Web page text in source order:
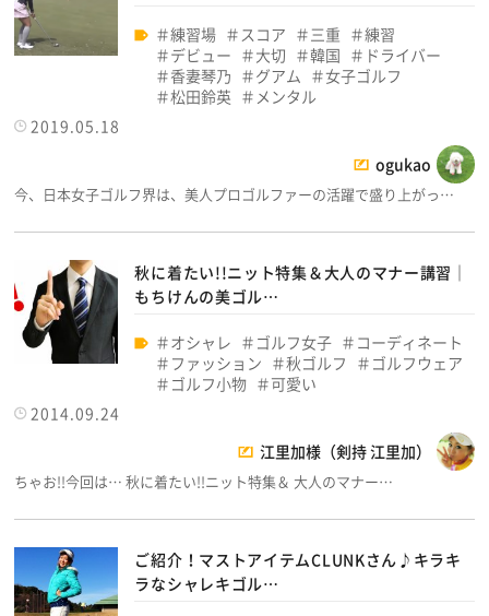
練習場 スコア 三重
練習
デビュー
大切 韓国
ドライバー
香妻琴乃
グアム
女子ゴルフ
松田鈴英
メンタル
2019.05.18
ogukao
今、日本女子ゴルフ界は、美人プロゴルファーの活躍で盛り上がっ…
秋に着たい!!ニット特集＆大人のマナー講習│
もちけんの美ゴル…
オシャレ ゴルフ女子
コーディネート
ファッション
秋ゴルフ
ゴルフウェア
ゴルフ小物
可愛い
2014.09.24
江里加様（剣持 江里加）
ちゃお!!今回は… 秋に着たい!!ニット特集＆ 大人のマナー…
ご紹介！マストアイテムCLUNKさん♪キラキ
ラなシャレキゴル…